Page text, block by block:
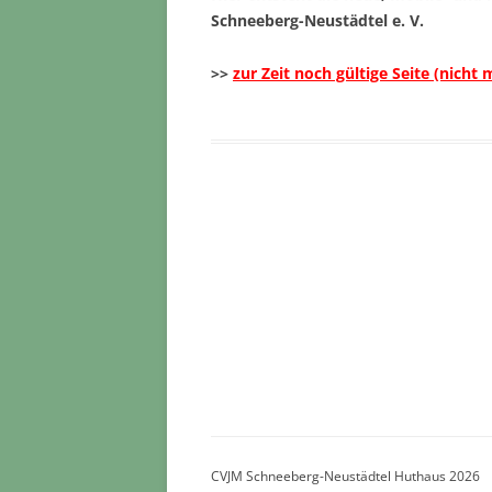
Schneeberg-Neustädtel e. V.
>> zur Zeit noch gültige Seite (nicht
CVJM Schneeberg-Neustädtel Huthaus 2026